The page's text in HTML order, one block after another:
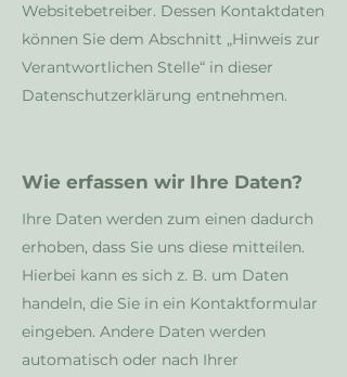
Websitebetreiber. Dessen Kontaktdaten
können Sie dem Abschnitt „Hinweis zur
Verantwortlichen Stelle“ in dieser
Datenschutzerklärung entnehmen.
Wie erfassen wir Ihre Daten?
Ihre Daten werden zum einen dadurch
erhoben, dass Sie uns diese mitteilen.
Hierbei kann es sich z. B. um Daten
handeln, die Sie in ein Kontaktformular
eingeben. Andere Daten werden
automatisch oder nach Ihrer